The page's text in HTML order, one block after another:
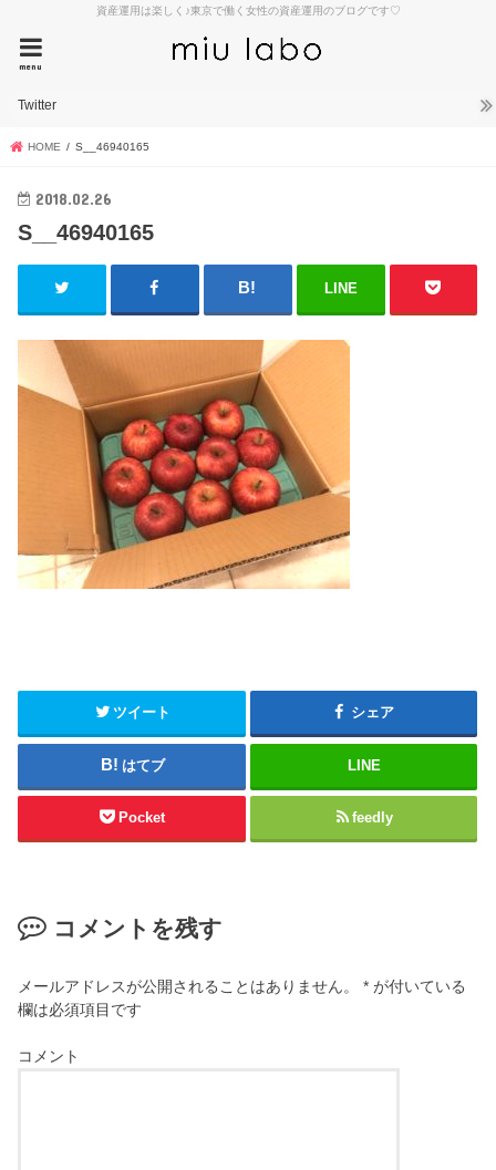
資産運用は楽しく♪東京で働く女性の資産運用のブログです♡
menu
Twitter
HOME S__46940165
2018.02.26
S__46940165
LINE
ツイート シェア
はてブ LINE
Pocket feedly
コメントを残す
メールアドレスが公開されることはありません。 * が付いている
欄は必須項目です
コメント